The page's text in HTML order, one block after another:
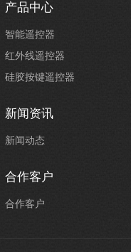
产品中心
智能遥控器
红外线遥控器
硅胶按键遥控器
新闻资讯
新闻动态
合作客户
合作客户